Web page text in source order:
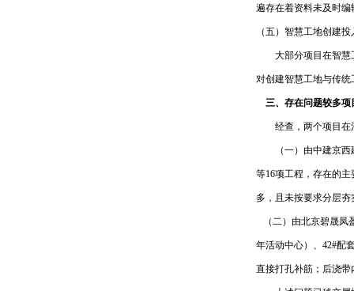
遍存在着资料未及时
（五）智慧工地创建
大部分项目在智慧工
对创建智慧工地与传
三、存在问题较多项
经查，两个项目在
（一）由中建京西建
等16项工程，存在的
多，且未按要求分层夯
（二）由北京碧晟凤
年活动中心）、42#配
直接打孔补筋；后浇